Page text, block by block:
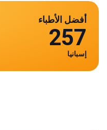
أفضل الأطباء
257
إسبانيا